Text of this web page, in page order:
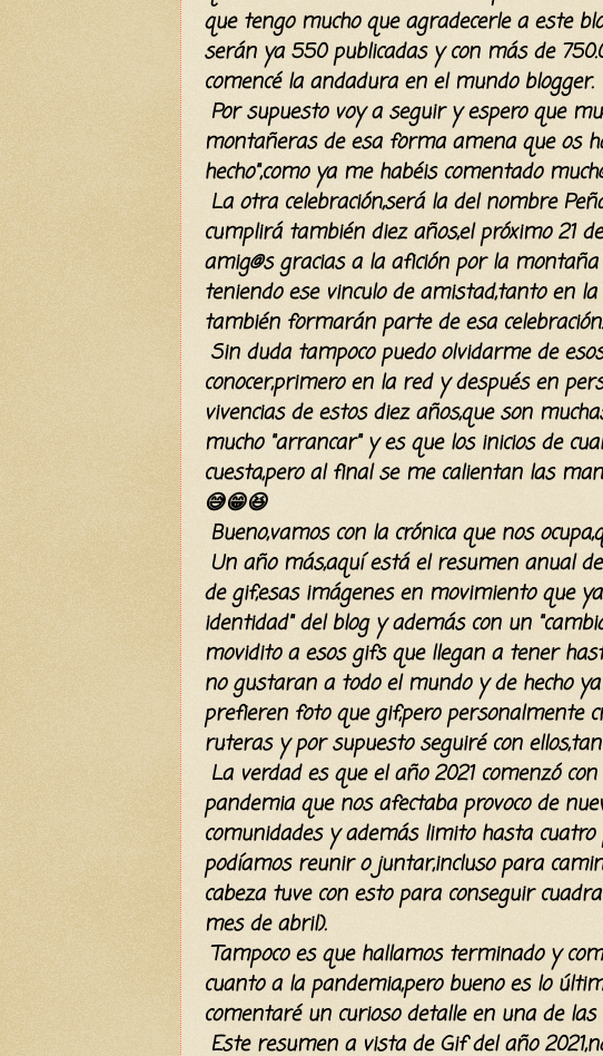
que tengo mucho que agradecerle a este
seránya 550 publicadas y con más de
comencéla andadura en el mundo blogger.
Por supuesto voy a seguir y espero que
montañeras de esa forma amena que os
hecho",como ya me habéiscomentado
La otra celebración,será la del nombre
cumplirá también diez años,elpróximo21
amig@s gracias a la afición por la
teniendo ese vinculo de amistad,tanto en
también formarán parte de esa
Sin duda tampoco puedo olvidarme de
conocer,primero en la red y después en
vivencias de estos diez años,que son
mucho "arrancar" y es que los inicios de
cuesta,pero al final se me calientan las
😅😁😆
Bueno,vamos con la crónica que nos
Un año más,aquí está el resumen anual
de gif,esas imágenes en movimiento que
identidad" del blog y además con un
movidito a esos gifs que llegan a tener
no gustaran a todo el mundo y de hecho
prefieren foto que gif,pero personalmente
ruteras y por supuesto seguiré con
La verdad es que el año 2021 comenzócon
pandemia que nos afectaba provoco de
comunidades y además limito hasta cuatro
podíamosreunir o juntar,incluso para
cabeza tuve con esto para conseguir
mes de abril).
Tampoco es que hallamos terminado y
cuanto a la pandemia,pero bueno es lo
comentaré un curioso detalle en una de
Este resumen a vista de Gif del año